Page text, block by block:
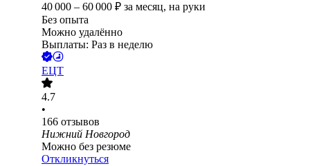
40 000 – 60 000 ₽ за месяц, на руки
Без опыта
Можно удалённо
Выплаты: Раз в неделю
ЕЦТ
4.7
•
166 отзывов
Нижний Новгород
Можно без резюме
Откликнуться